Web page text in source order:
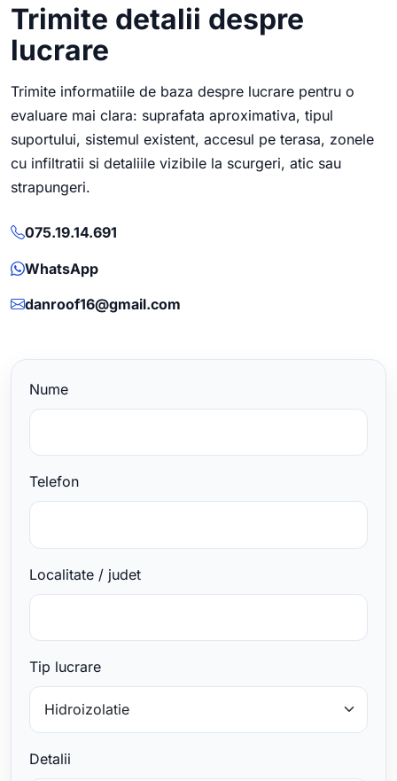
Trimite detalii despre
lucrare
Trimite informatiile de baza despre lucrare pentru o
evaluare mai clara: suprafata aproximativa, tipul
suportului, sistemul existent, accesul pe terasa, zonele
cu infiltratii si detaliile vizibile la scurgeri, atic sau
strapungeri.
075.19.14.691
WhatsApp
danroof16@gmail.com
Nume
Telefon
Localitate / judet
Tip lucrare
Detalii